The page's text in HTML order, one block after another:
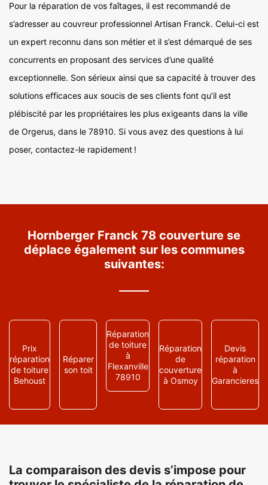
Pour la réparation de vos faîtages, il est recommandé de
s’adresser au couvreur professionnel Artisan Franck. Celui-ci est
un expert reconnu dans son métier et il s’est démarqué de ses
concurrents en proposant des services d’une qualité
exceptionnelle. Son sérieux ainsi que sa capacité à trouver des
solutions efficaces aux soucis de ses clients font qu’il est
plébiscité par les propriétaires les plus exigeants dans la ville
de Orgerus, dans le 78910. Si vous avez des questions à lui
poser, contactez-le rapidement !
Hornberger Franck 78 couverture se
déplace également sur les communes
suivantes:
Prix
réparation
de toiture
Behoust
Réparer
son toit
Réparation
de toiture
à
Flexanville
78910
Réparation
de
couverture
à Osmoy
Devis
réparation
à
Garancieres
La comparaison des devis s’impose pour